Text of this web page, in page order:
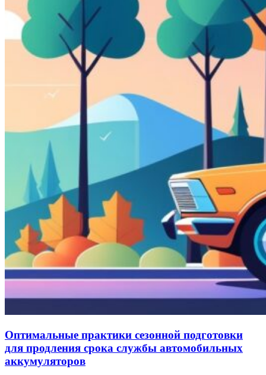
Оптимальные практики сезонной подготовки
для продления срока службы автомобильных
аккумуляторов